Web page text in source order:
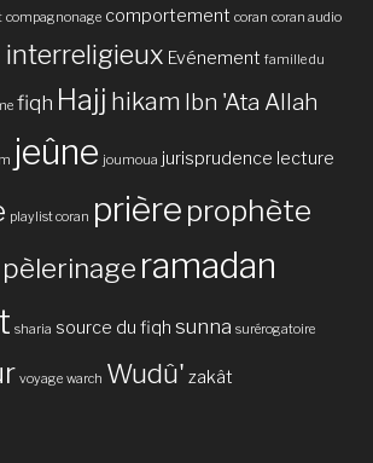
compagnonage comportement coran coran audio
interreligieux Evénement famille du
fiqh Hajj hikam Ibn 'Ata Allah
jeûne joumoua jurisprudence lecture
playlist coran prière prophète
pèlerinage ramadan
sharia source du fiqh sunna surérogatoire
voyage warch Wudû' zakât